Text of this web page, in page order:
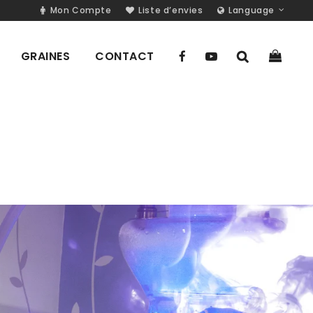
Mon Compte Liste d’envies Language
GRAINES CONTACT